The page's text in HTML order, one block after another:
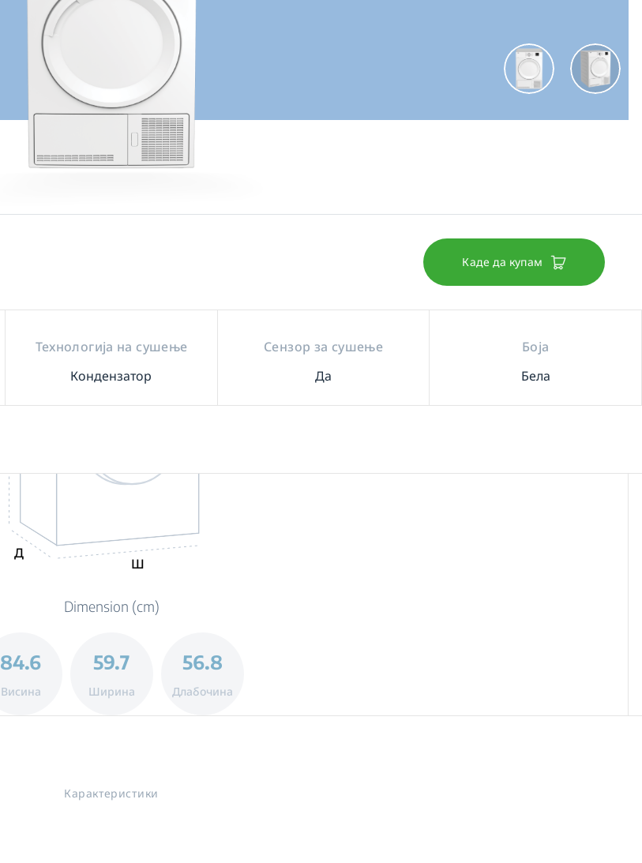
Каде да купам
Технологија на сушење
Кондензатор
Сензор за сушење
Да
Боја
Бела
Д
Ш
Dimension (cm)
84.6
Висина
59.7
Ширина
56.8
Длабочина
Карактеристики